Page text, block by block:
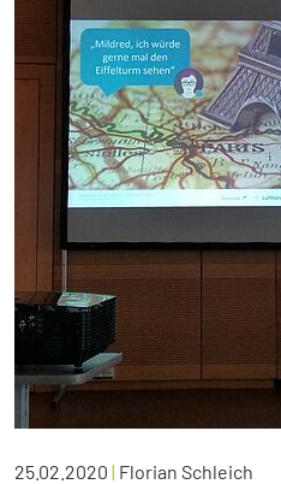
25.02.2020 | Florian Schleich